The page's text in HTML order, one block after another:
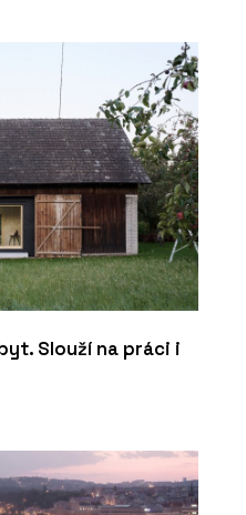
Slouží na práci i